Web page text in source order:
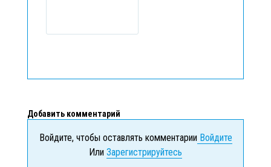
Добавить комментарий
Войдите, чтобы оставлять комментарииВойдите
Или Зарегистрируйтесь